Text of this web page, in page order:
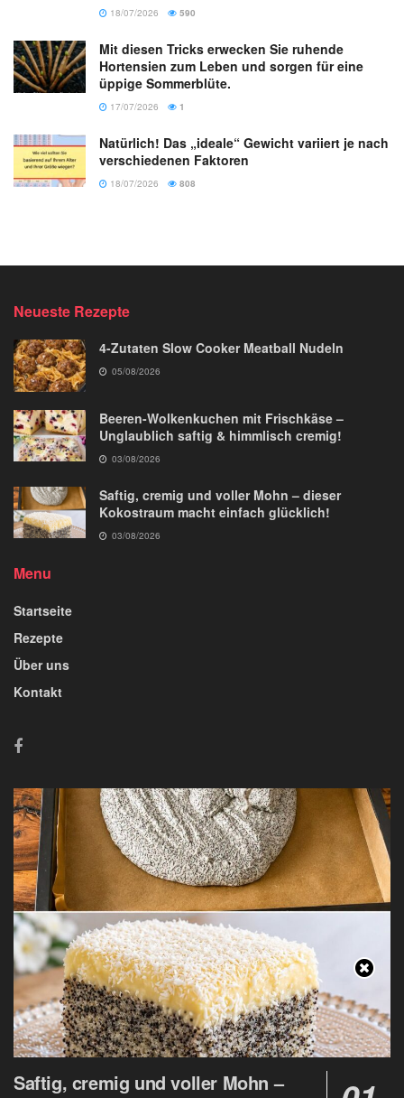
18/07/2026 590
Mit diesen Tricks erwecken Sie ruhende
Hortensien zum Leben und sorgen für eine
üppige Sommerblüte.
17/07/2026 1
Natürlich! Das „ideale“ Gewicht variiert je nach
verschiedenen Faktoren
18/07/2026 808
Neueste Rezepte
4-Zutaten Slow Cooker Meatball Nudeln
05/08/2026
Beeren-Wolkenkuchen mit Frischkäse –
Unglaublich saftig & himmlisch cremig!
03/08/2026
Saftig, cremig und voller Mohn – dieser
Kokostraum macht einfach glücklich!
03/08/2026
Menu
Startseite
Rezepte
Über uns
Kontakt
Saftig, cremig und voller Mohn –